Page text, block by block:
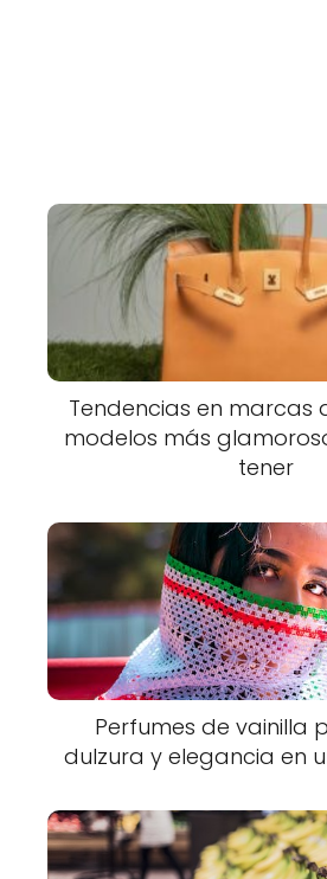
Tendencias en marcas
modelos más
tener
Perfumes de vainilla
dulzura y elegancia en